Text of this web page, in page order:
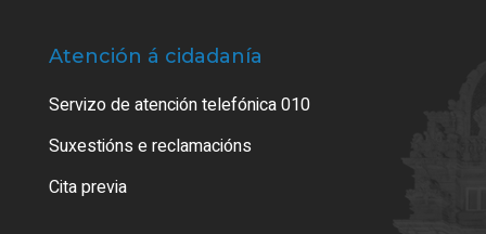
Atención á cidadanía
Servizo de atención telefónica 010
Suxestións e reclamacións
Cita previa